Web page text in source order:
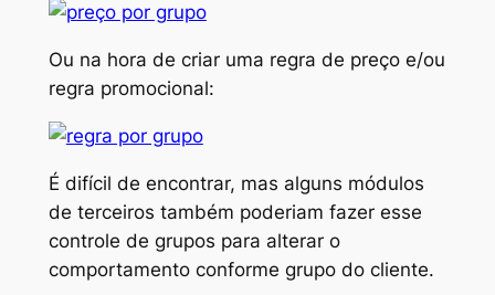
Ou na hora de criar uma regra de preço e/ou
regra promocional:
É difícil de encontrar, mas alguns módulos
de terceiros também poderiam fazer esse
controle de grupos para alterar o
comportamento conforme grupo do cliente.